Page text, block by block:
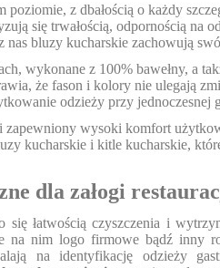
z dbałością o każdy
się trwałością, odpornością na
bluzy kucharskie zachowują
wykonane z 100% bawełny, a
że fason i kolory nie ulegają
odzieży przy
wysoki komfort
kucharskie i kitle kucharskie,
dla załogi
się łatwością czyszczenia i
na nim logo firmowe bądź inny
na identyfikację odzieży